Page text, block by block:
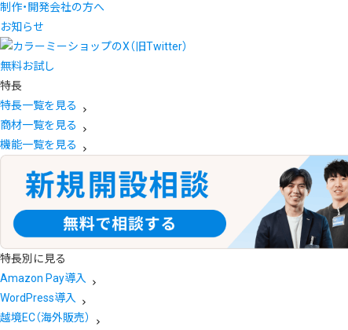
制作・開発会社の方へ
お知らせ
無料お試し
特長
特長一覧を見る
商材一覧を見る
機能一覧を見る
特長別に見る
Amazon Pay導入
WordPress導入
越境EC（海外販売）